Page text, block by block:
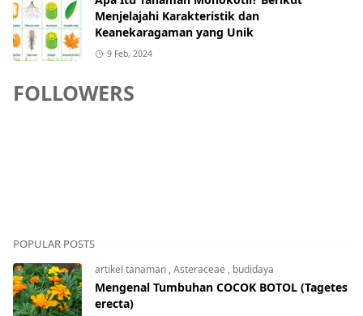
Menjelajahi Karakteristik dan
Keanekaragaman yang Unik
9 Feb, 2024
FOLLOWERS
POPULAR POSTS
artikel tanaman ,Asteraceae , budidaya
Mengenal Tumbuhan COCOK BOTOL (Tagetes
erecta)